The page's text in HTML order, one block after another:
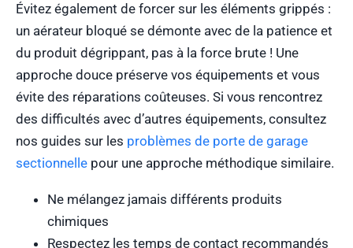
Évitez également de forcer sur les éléments grippés :
un aérateur bloqué se démonte avec de la patience et
du produit dégrippant, pas à la force brute ! Une
approche douce préserve vos équipements et vous
évite des réparations coûteuses. Si vous rencontrez
des difficultés avec d’autres équipements, consultez
nos guides sur les problèmes de porte de garage
sectionnelle pour une approche méthodique similaire.
Ne mélangez jamais différents produits
chimiques
Respectez les temps de contact recommandés